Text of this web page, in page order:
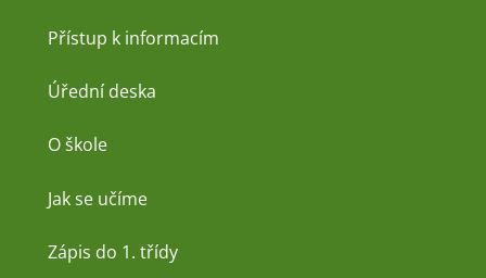
Přístup k informacím
Úřední deska
O škole
Jak se učíme
Zápis do 1. třídy